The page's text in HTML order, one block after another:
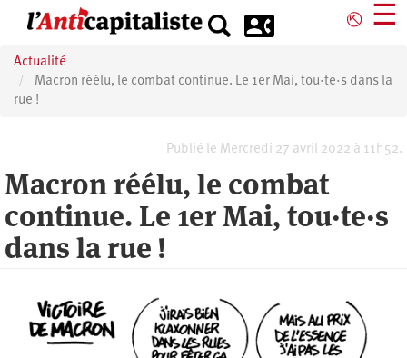
principal
⎋ ☰
Actualité
Macron réélu, le combat continue. Le 1er Mai, tou·te·s dans la
rue !
Publié le Mercredi 27 avril 2022 à 11h52.
Macron réélu, le combat
continue. Le 1er Mai, tou·te·s
dans la rue !